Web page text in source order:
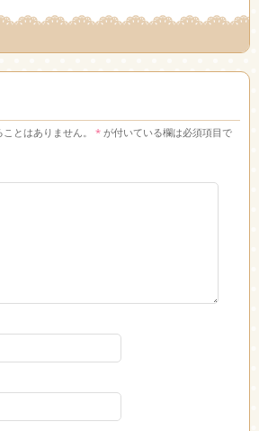
とはありません。 * が付いている欄は必須項目で